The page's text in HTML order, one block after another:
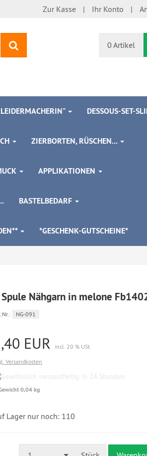
Zur Kasse Ihr Konto
0 Artikel
DESSOUS-SET-
ZIERBORTEN, RÜSCHEN...
APPLIKATIONEN
BASTELBEDARF
*GESCHENK-GUTSCHEINE*
Nähgarn in melone
NG-091
EUR
incl. 20 % USt
Versandkosten
0,04 kg
Lager nur noch: 110